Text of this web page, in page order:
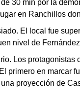
30 min por la
en Ranchillos
El local fue
nivel de
Los protagonistas
primero en marcar
proyección de